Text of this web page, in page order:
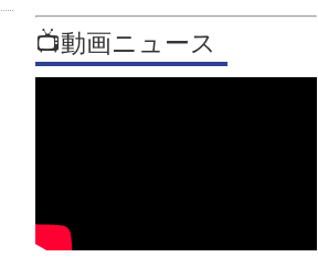
📺動画ニュース